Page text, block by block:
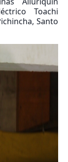
Toachi
Santo